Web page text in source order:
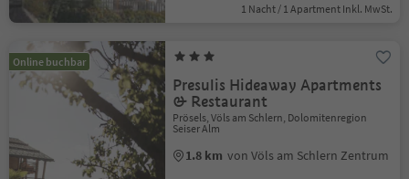
1 Nacht / 1 Apartment Inkl. MwSt.
Online buchbar
Presulis Hideaway Apartments
& Restaurant
Prösels, Völs am Schlern, Dolomitenregion
Seiser Alm
1.8 km von Völs am Schlern Zentrum